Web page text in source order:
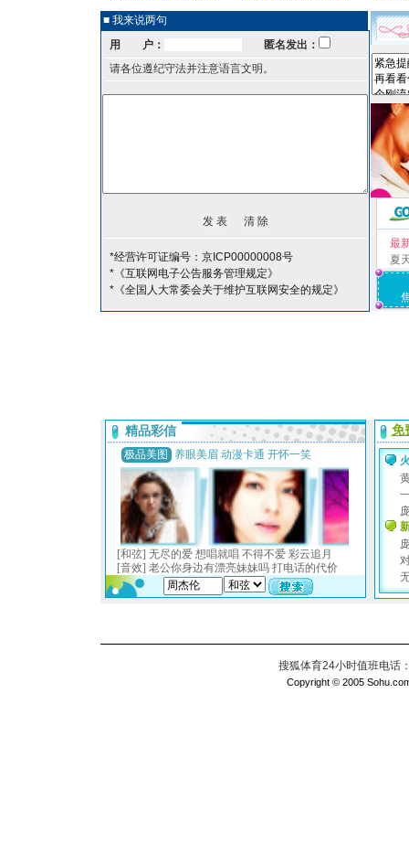
■ 我来说两句
用 户：
匿名发出：
请各位遵纪守法并注意语言文明。
*经营许可证编号：京ICP00000008号
*《互联网电子公告服务管理规定》
*《全国人大常委会关于维护互联网安全的规定》
最
夏
搜狐体育24小时值班电话
Copyright © 2005